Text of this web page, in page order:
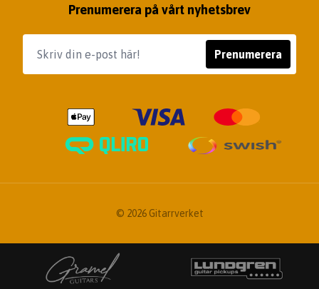
Prenumerera på vårt nyhetsbrev
Prenumerera
© 2026 Gitarrverket